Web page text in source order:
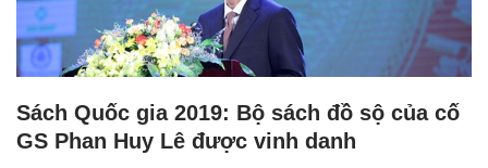
Sách Quốc gia 2019: Bộ sách đồ sộ của cố
GS Phan Huy Lê được vinh danh